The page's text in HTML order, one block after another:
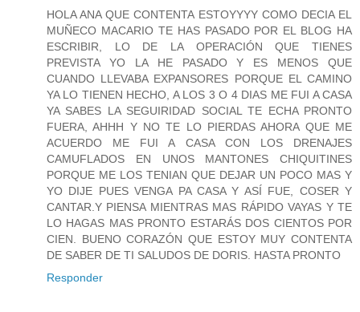
HOLA ANA QUE CONTENTA ESTOYYYY COMO DECIA EL
MUÑECO MACARIO TE HAS PASADO POR EL BLOG HA
ESCRIBIR, LO DE LA OPERACIÓN QUE TIENES
PREVISTA YO LA HE PASADO Y ES MENOS QUE
CUANDO LLEVABA EXPANSORES PORQUE EL CAMINO
YA LO TIENEN HECHO, A LOS 3 O 4 DIAS ME FUI A CASA
YA SABES LA SEGUIRIDAD SOCIAL TE ECHA PRONTO
FUERA, AHHH Y NO TE LO PIERDAS AHORA QUE ME
ACUERDO ME FUI A CASA CON LOS DRENAJES
CAMUFLADOS EN UNOS MANTONES CHIQUITINES
PORQUE ME LOS TENIAN QUE DEJAR UN POCO MAS Y
YO DIJE PUES VENGA PA CASA Y ASÍ FUE, COSER Y
CANTAR.Y PIENSA MIENTRAS MAS RÁPIDO VAYAS Y TE
LO HAGAS MAS PRONTO ESTARÁS DOS CIENTOS POR
CIEN. BUENO CORAZÓN QUE ESTOY MUY CONTENTA
DE SABER DE TI SALUDOS DE DORIS. HASTA PRONTO
Responder